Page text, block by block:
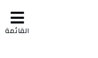
القائمة